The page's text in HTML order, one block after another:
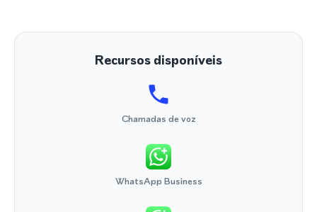
Recursos disponíveis
Chamadas de voz
WhatsApp Business